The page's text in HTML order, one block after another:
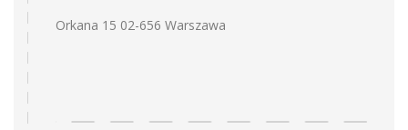
Orkana 15 02-656 Warszawa